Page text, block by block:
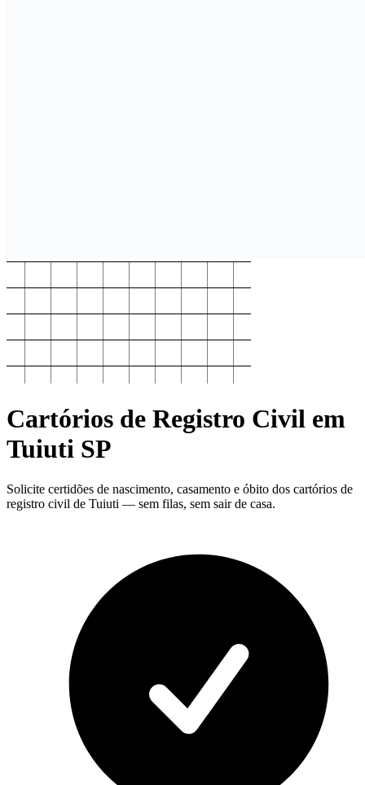
Cartórios de Registro Civil em
Tuiuti SP
Solicite certidões de nascimento, casamento e óbito dos cartórios de
registro civil de Tuiuti — sem filas, sem sair de casa.